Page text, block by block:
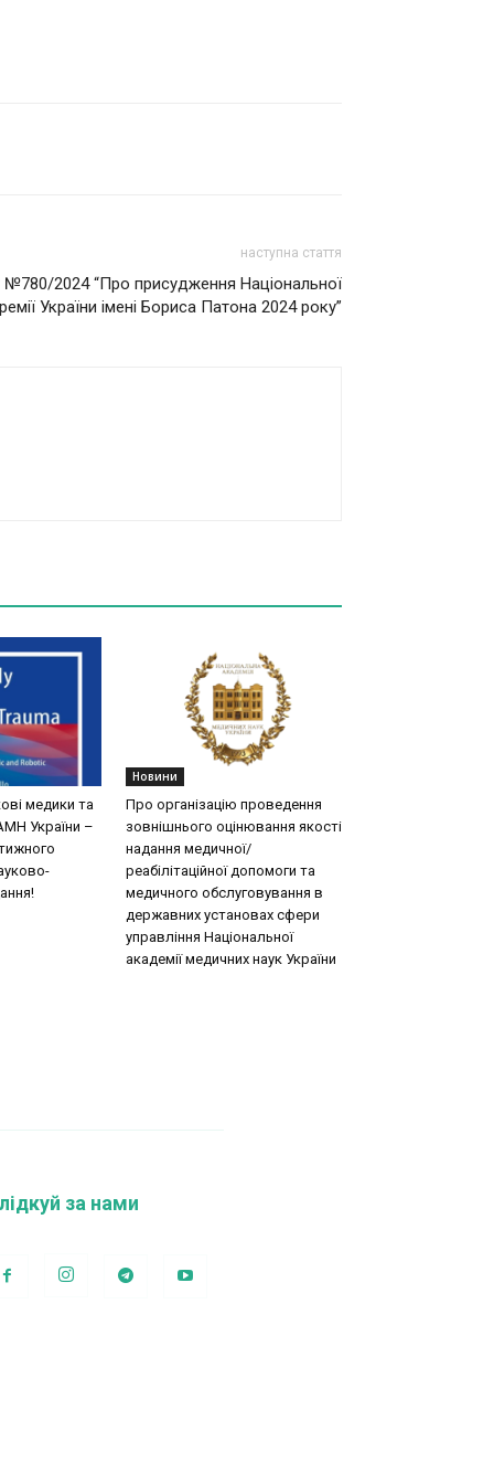
наступна стаття
2024 “Про присудження Національної
України імені Бориса Патона 2024 року”
медики та
України –
Новини
Про організацію проведення
зовнішнього оцінювання якості
надання медичної/
реабілітаційної допомоги та
медичного обслуговування в
державних установах сфери
управління Національної
академії медичних наук України
за нами